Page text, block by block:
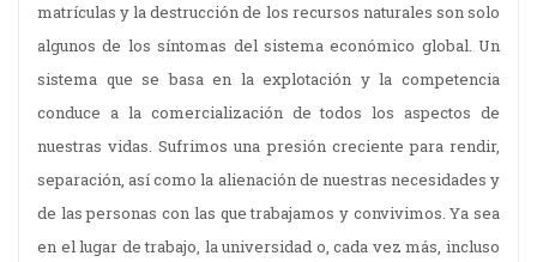
matrículas y la destrucción de los recursos naturales son solo
algunos de los síntomas del sistema económico global. Un
sistema que se basa en la explotación y la competencia
conduce a la comercialización de todos los aspectos de
nuestras vidas. Sufrimos una presión creciente para rendir,
separación, así como la alienación de nuestras necesidades y
de las personas con las que trabajamos y convivimos. Ya sea
en el lugar de trabajo, la universidad o, cada vez más, incluso